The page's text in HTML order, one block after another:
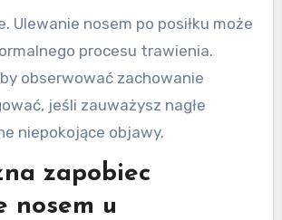
Ulewanie nosem po posiłku może
procesu trawienia.
obserwować zachowanie
jeśli zauważysz nagłe
niepokojące objawy.
zapobiec
nosem u